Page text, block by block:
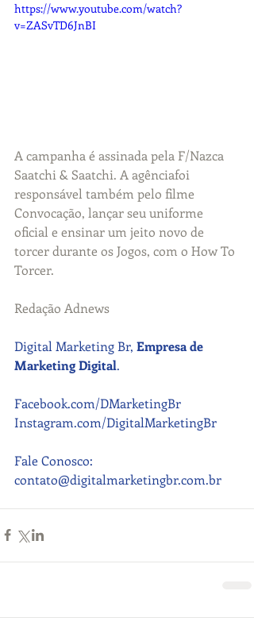
https://www.youtube.com/watch?
v=ZASvTD6JnBI
A campanha é assinada pela F/Nazca
Saatchi & Saatchi. A agênciafoi
responsável também pelo filme
Convocação, lançar seu uniforme
oficial e ensinar um jeito novo de
torcer durante os Jogos, com o How To
Torcer.
Redação Adnews
Digital Marketing Br, Empresa de
Marketing Digital.
Facebook.com/DMarketingBr
Instagram.com/DigitalMarketingBr
Fale Conosco:
contato@digitalmarketingbr.com.br